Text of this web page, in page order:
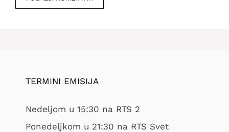
TERMINI EMISIJA
Nedeljom u 15:30 na RTS 2
Ponedeljkom u 21:30 na RTS Svet